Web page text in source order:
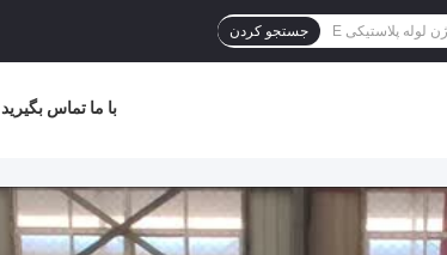
جستجو کردن
با ما تماس بگیرید